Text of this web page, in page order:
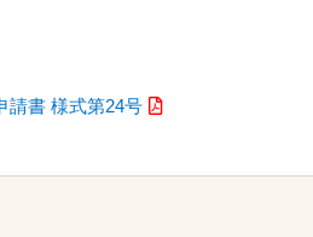
請書 様式第24号